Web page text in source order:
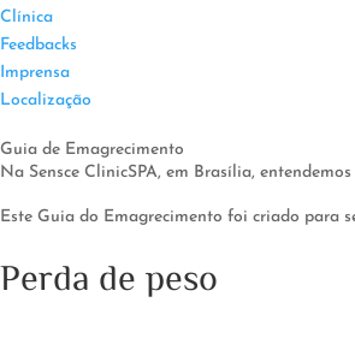
Clínica
Feedbacks
Imprensa
Localização
Guia de Emagrecimento
Na Sensce ClinicSPA, em Brasília,
Este Guia do Emagrecimento foi criado para
Perda de peso